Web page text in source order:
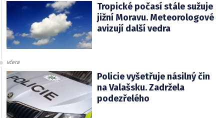
Tropické počasí stále sužuje
jižní Moravu. Meteorologové
avizují další vedra
včera
Policie vyšetřuje násilný čin
na Valašsku. Zadržela
podezřelého